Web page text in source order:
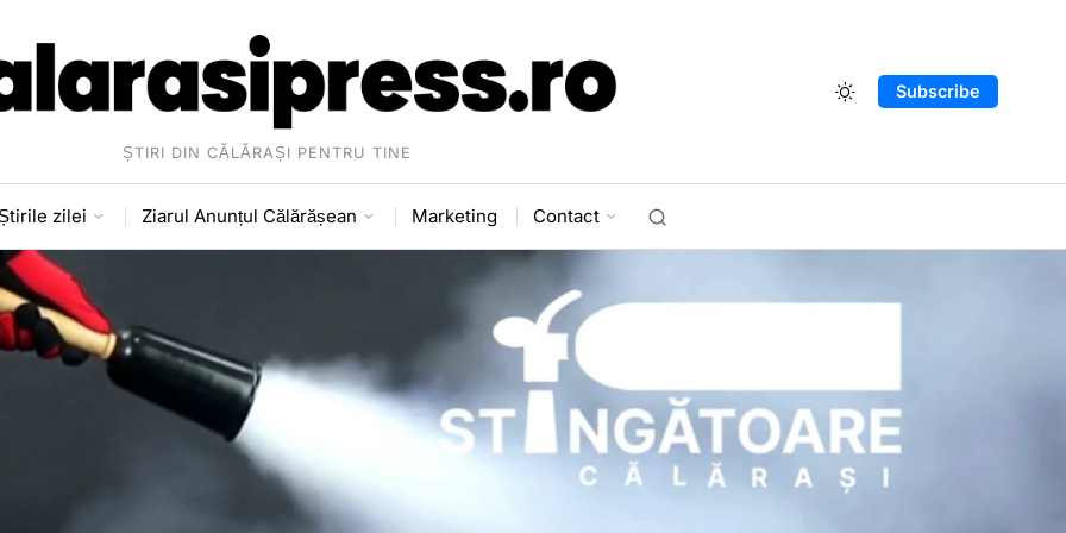
ȘTIRI DIN CĂLĂRAȘI PENTRU TINE
Subscribe
zilei Ziarul Anunțul Călărășean Marketing Contact